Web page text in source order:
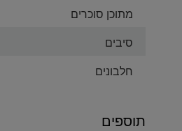
מתוכן סוכרים
סיבים
חלבונים
תוספים